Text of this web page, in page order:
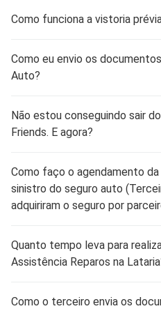
Como funciona a vistoria
Como eu envio os
Auto?
Não estou conseguindo sair
Friends. E agora?
Como faço o agendamento
sinistro do seguro auto
adquiriram o seguro por
Quanto tempo leva para
Assistência Reparos na
Como o terceiro envia os